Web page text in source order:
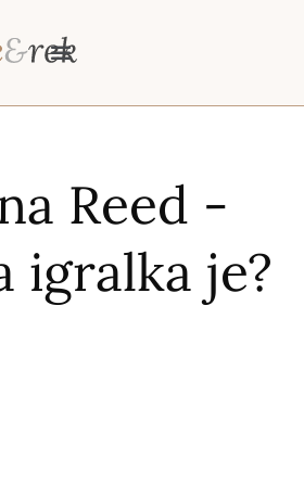
Reed -
igralka je?